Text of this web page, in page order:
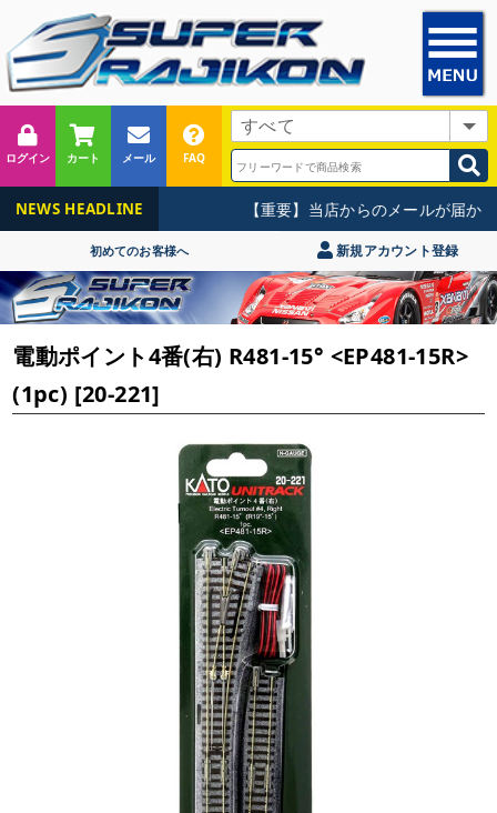
ログイン カート メール FAQ
NEWS HEADLINE 【重要】当店からのメールが届か
初めてのお客様へ 新規アカウント登録
電動ポイント4番(右) R481-15° <EP481-15R>
(1pc) [20-221]